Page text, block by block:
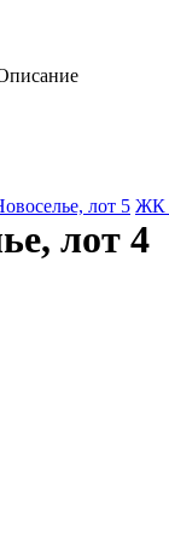
лот 5 ЖК
лот 4